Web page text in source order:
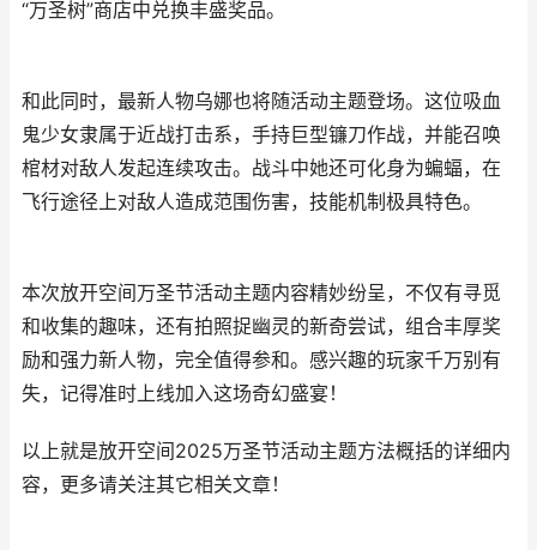
“万圣树”商店中兑换丰盛奖品。
和此同时，最新人物乌娜也将随活动主题登场。这位吸血
鬼少女隶属于近战打击系，手持巨型镰刀作战，并能召唤
棺材对敌人发起连续攻击。战斗中她还可化身为蝙蝠，在
飞行途径上对敌人造成范围伤害，技能机制极具特色。
本次放开空间万圣节活动主题内容精妙纷呈，不仅有寻觅
和收集的趣味，还有拍照捉幽灵的新奇尝试，组合丰厚奖
励和强力新人物，完全值得参和。感兴趣的玩家千万别有
失，记得准时上线加入这场奇幻盛宴！
以上就是放开空间2025万圣节活动主题方法概括的详细内
容，更多请关注其它相关文章！